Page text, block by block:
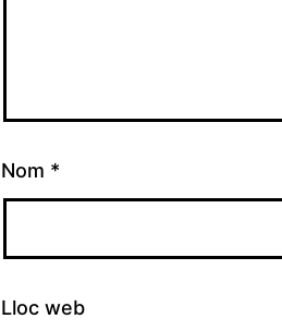
Nom *
Lloc web